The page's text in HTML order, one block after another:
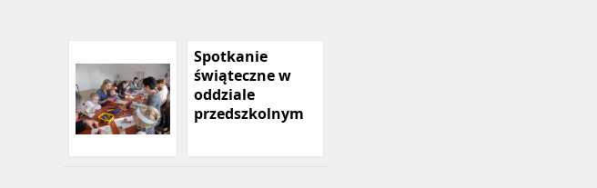
Spotkanie
świąteczne w
oddziale
przedszkolnym